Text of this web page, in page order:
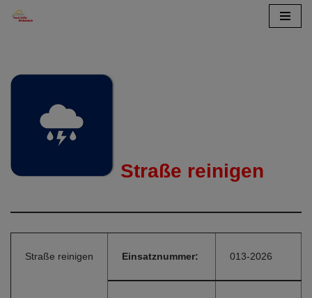
springen
Straße reinigen
Straße reinigen Einsatznummer: 013-2026